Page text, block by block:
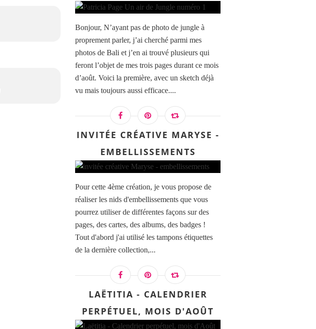
Bonjour, N’ayant pas de photo de jungle à
proprement parler, j’ai cherché parmi mes
photos de Bali et j’en ai trouvé plusieurs qui
feront l’objet de mes trois pages durant ce mois
d’août. Voici la première, avec un sketch déjà
vu mais toujours aussi efficace....
INVITÉE CRÉATIVE MARYSE -
EMBELLISSEMENTS
Pour cette 4ème création, je vous propose de
réaliser les nids d'embellissements que vous
pourrez utiliser de différentes façons sur des
pages, des cartes, des albums, des badges !
Tout d'abord j'ai utilisé les tampons étiquettes
de la dernière collection,...
LAËTITIA - CALENDRIER
PERPÉTUEL, MOIS D'AOÛT